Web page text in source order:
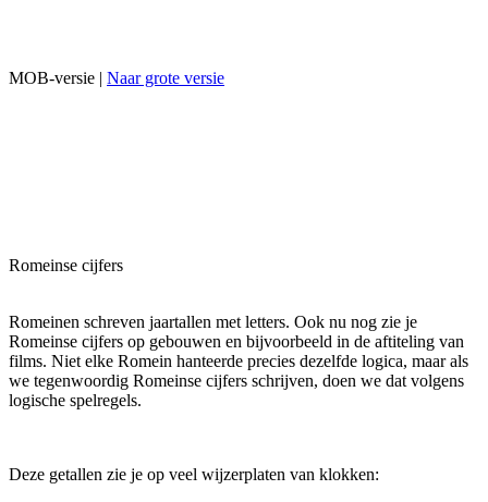
MOB-versie | Naar grote versie
Romeinse cijfers
Romeinen schreven jaartallen met letters. Ook nu nog zie je
Romeinse cijfers op gebouwen en bijvoorbeeld in de aftiteling van
films. Niet elke Romein hanteerde precies dezelfde logica, maar als
we tegenwoordig Romeinse cijfers schrijven, doen we dat volgens
logische spelregels.
Deze getallen zie je op veel wijzerplaten van klokken: